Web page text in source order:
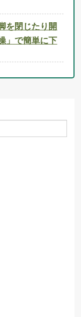
を閉じたり開
」で簡単に下